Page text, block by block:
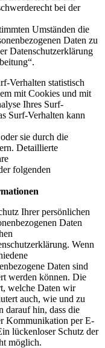
bei der
Umständen die
Daten zu
Datenschutzerklärung
Verhalten statistisch
mit Cookies und mit
Ihres Surf-
Surf-Verhalten kann
sie durch die
Detaillierte
folgenden
Ihrer persönlichen
Daten
Wenn
Daten sind
werden können. Die
welche Daten wir
auch, wie und zu
darauf hin, dass die
Kommunikation per E-
lückenloser Schutz der
möglich.